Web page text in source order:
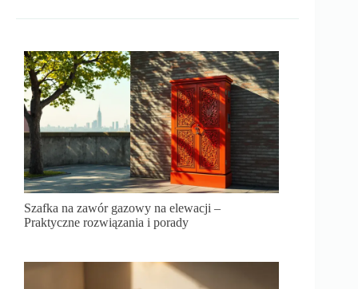
Szafka na zawór gazowy na elewacji –
Praktyczne rozwiązania i porady